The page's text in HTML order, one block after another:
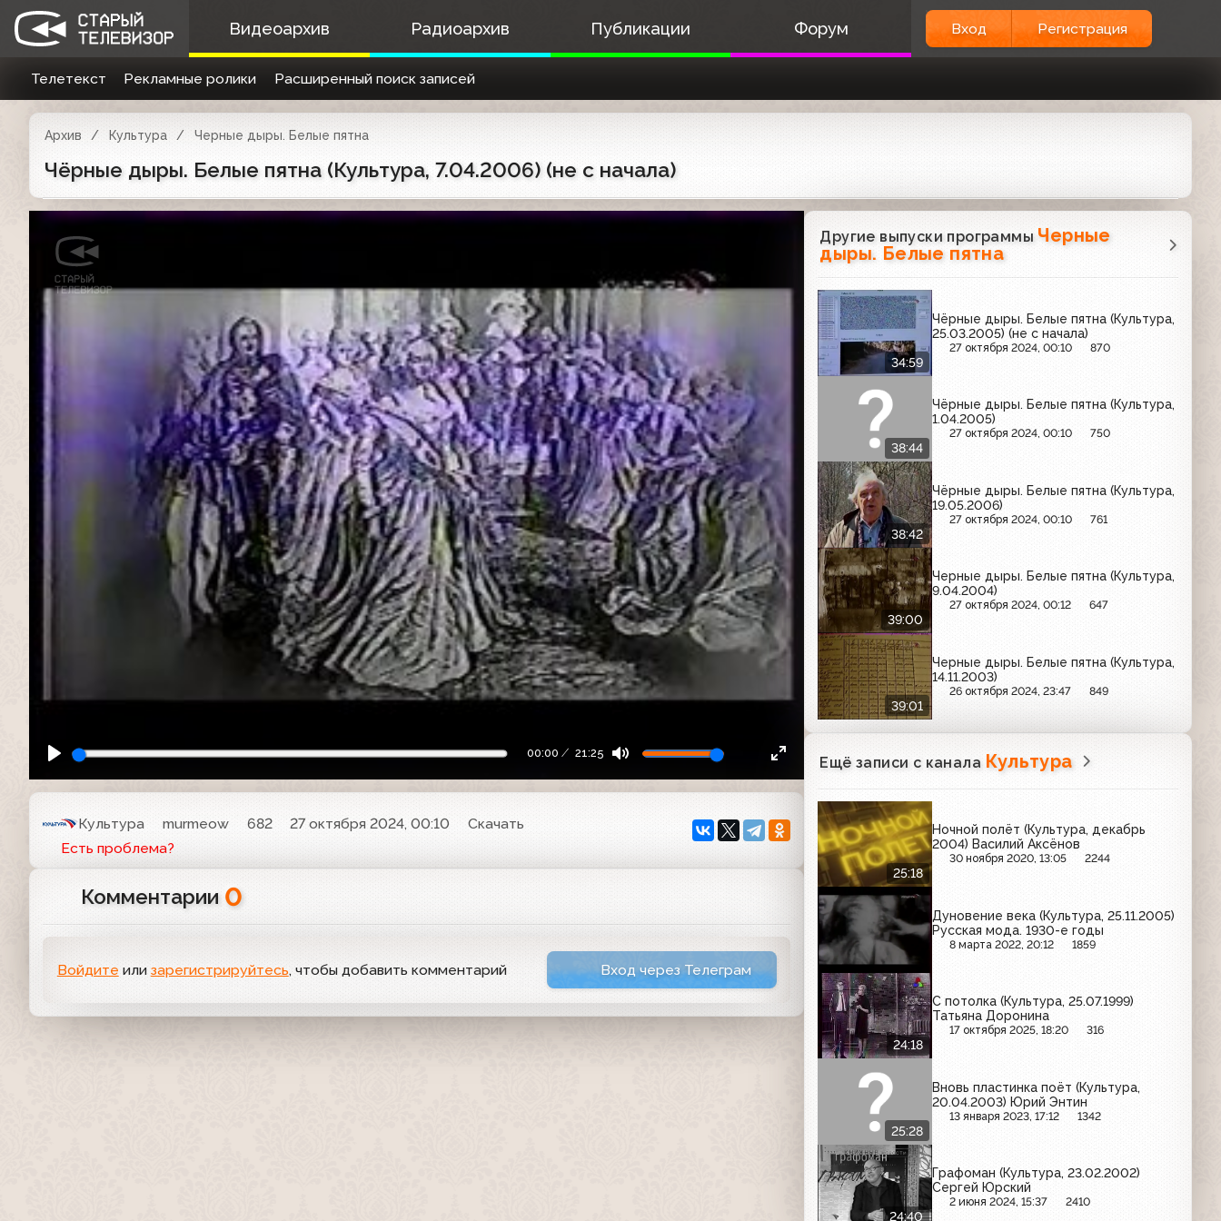
Видеоархив Радиоархив Публикации Форум Вход Регистрация
Телетекст Рекламные ролики Расширенный поиск записей
Архив Культура Черные дыры. Белые пятна
Чёрные дыры. Белые пятна (Культура, 7.04.2006) (не с начала)
00:00 21:25
Культура murmeow 682 27 октября 2024, 00:10
Скачать
Есть проблема?
Комментарии 0
Войдите или зарегистрируйтесь, чтобы добавить комментарий Вход через Телеграм
Другие выпуски программы Черные
дыры. Белые пятна
34:59
Чёрные дыры. Белые пятна (Культура,
25.03.2005) (не с начала)
27 октября 2024, 00:10 870
38:44
Чёрные дыры. Белые пятна (Культура,
1.04.2005)
27 октября 2024, 00:10 750
38:42
Чёрные дыры. Белые пятна (Культура,
19.05.2006)
27 октября 2024, 00:10 761
39:00
Черные дыры. Белые пятна (Культура,
9.04.2004)
27 октября 2024, 00:12 647
39:01
Черные дыры. Белые пятна (Культура,
14.11.2003)
26 октября 2024, 23:47 849
Ещё записи с канала Культура
25:18
Ночной полёт (Культура, декабрь
2004) Василий Аксёнов
30 ноября 2020, 13:05 2244
Дуновение века (Культура, 25.11.2005)
Русская мода. 1930-е годы
8 марта 2022, 20:12 1859
24:18
С потолка (Культура, 25.07.1999)
Татьяна Доронина
17 октября 2025, 18:20 316
25:28
Вновь пластинка поёт (Культура,
20.04.2003) Юрий Энтин
13 января 2023, 17:12 1342
24:40
Графоман (Культура, 23.02.2002)
Сергей Юрский
2 июня 2024, 15:37 2410